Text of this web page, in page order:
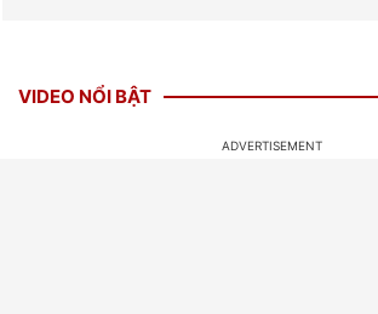
VIDEO NỔI BẬT